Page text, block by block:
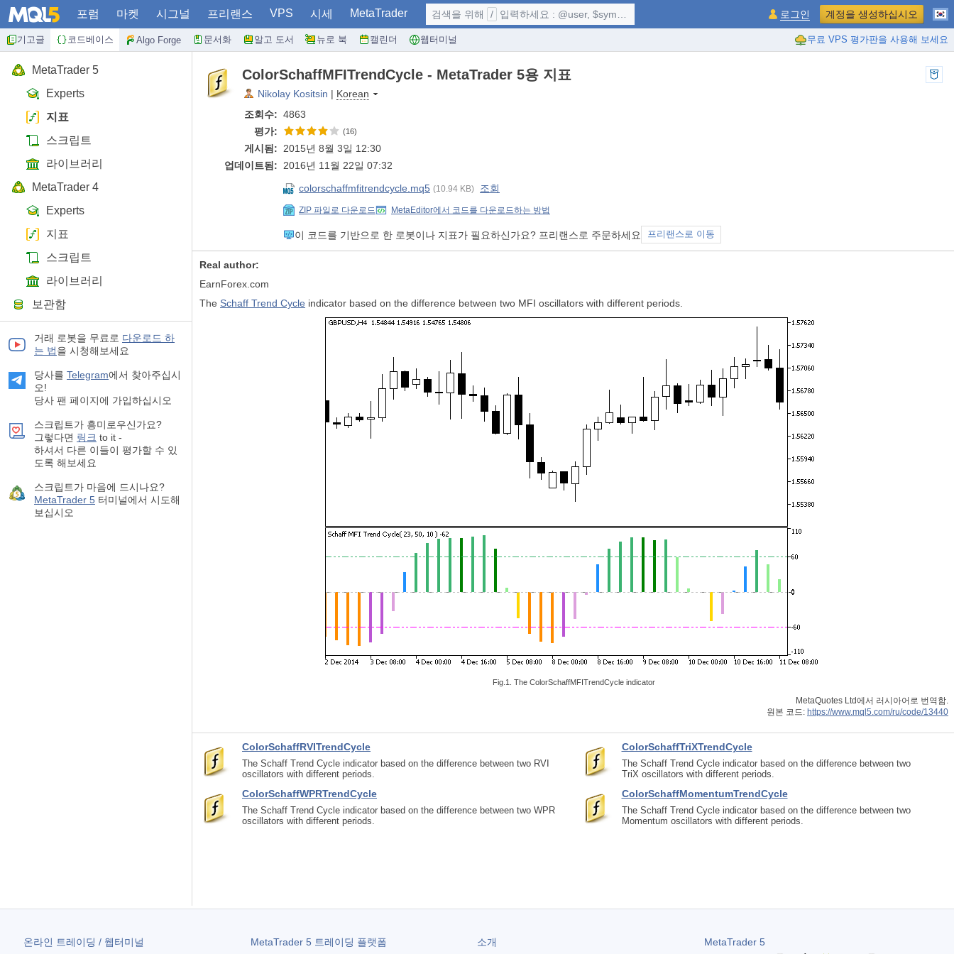
포럼 마켓 시그널 프리랜스 VPS 시세 MetaTrader
기고글 코드베이스 Algo Forge 문서화 알고 도서 뉴로 북 캘린더 웹터미널 무료 VPS 평가판을 사용해 보세요
검색을 위해 / 입력하세요 : @user, $symbol, ... 로그인 계정을 생성하십시오
MetaTrader 5
Experts
지표
스크립트
라이브러리
MetaTrader 4
Experts
지표
스크립트
라이브러리
보관함
거래 로봇을 무료로 다운로드 하
는 법을 시청해보세요
당사를 Telegram에서 찾아주십시
오!
당사 팬 페이지에 가입하십시오
스크립트가 흥미로우신가요?
그렇다면 링크 to it -
하셔서 다른 이들이 평가할 수 있
도록 해보세요
스크립트가 마음에 드시나요?
MetaTrader 5 터미널에서 시도해
보십시오
ColorSchaffMFITrendCycle - MetaTrader 5용 지표
Nikolay Kositsin | Korean
조회수: 4863
평가:
(16)
게시됨:
2015년 8월 3일 12:30
업데이트됨:
2016년 11월 22일 07:32
colorschaffmfitrendcycle.mq5 (10.94 KB) 조회
ZIP 파일로 다운로드 MetaEditor에서 코드를 다운로드하는 방법
이 코드를 기반으로 한 로봇이나 지표가 필요하신가요? 프리랜스로 주문하세요 프리랜스로 이동
Real author:
EarnForex.com
The Schaff Trend Cycle indicator based on the difference between two MFI oscillators with different periods.
Fig.1. The ColorSchaffMFITrendCycle indicator
MetaQuotes Ltd에서 러시아어로 번역함.
원본 코드: https://www.mql5.com/ru/code/13440
ColorSchaffTriXTrendCycle
The Schaff Trend Cycle indicator based on the difference between two
TriX oscillators with different periods.
ColorSchaffMomentumTrendCycle
The Schaff Trend Cycle indicator based on the difference between two
Momentum oscillators with different periods.
ColorSchaffRVITrendCycle
The Schaff Trend Cycle indicator based on the difference between two RVI
oscillators with different periods.
ColorSchaffWPRTrendCycle
The Schaff Trend Cycle indicator based on the difference between two WPR
oscillators with different periods.
온라인 트레이딩 / 웹터미널
MetaTrader 5트레이딩 플랫폼
소개
MetaTrader 5